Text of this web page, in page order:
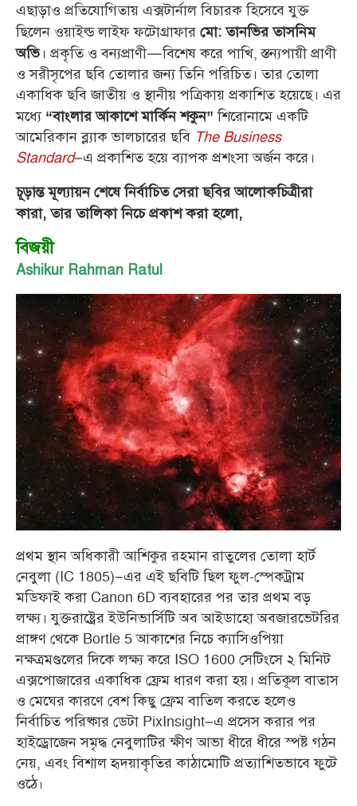
এছাড়াও প্রতিযোগিতায় এক্সটার্নাল বিচারক হিসেবে যুক্ত
ছিলেন ওয়াইল্ড লাইফ ফটোগ্রাফার মো: তানভির তাসনিম
অভি। প্রকৃতি ও বন্যপ্রাণী—বিশেষ করে পাখি, স্তন্যপায়ী প্রাণী
ও সরীসৃপের ছবি তোলার জন্য তিনি পরিচিত। তার তোলা
একাধিক ছবি জাতীয় ও স্থানীয় পত্রিকায় প্রকাশিত হয়েছে। এর
মধ্যে “বাংলার আকাশে মার্কিন শকুন” শিরোনামে একটি
আমেরিকান ব্ল্যাক ভালচারের ছবি The Business
Standard–এ প্রকাশিত হয়ে ব্যাপক প্রশংসা অর্জন করে।
চূড়ান্ত মূল্যায়ন শেষে নির্বাচিত সেরা ছবির আলোকচিত্রীরা
কারা, তার তালিকা নিচে প্রকাশ করা হলো,
বিজয়ী
Ashikur Rahman Ratul
প্রথম স্থান অধিকারী আশিকুর রহমান রাতুলের তোলা হার্ট
নেবুলা (IC 1805)–এর এই ছবিটি ছিল ফুল-স্পেকট্রাম
মডিফাই করা Canon 6D ব্যবহারের পর তার প্রথম বড়
লক্ষ্য। যুক্তরাষ্ট্রের ইউনিভার্সিটি অব আইডাহো অবজারভেটরির
প্রাঙ্গণ থেকে Bortle 5 আকাশের নিচে ক্যাসিওপিয়া
নক্ষত্রমণ্ডলের দিকে লক্ষ্য করে ISO 1600 সেটিংসে ২ মিনিট
এক্সপোজারের একাধিক ফ্রেম ধারণ করা হয়। প্রতিকূল বাতাস
ও মেঘের কারণে বেশ কিছু ফ্রেম বাতিল করতে হলেও
নির্বাচিত পরিষ্কার ডেটা PixInsight–এ প্রসেস করার পর
হাইড্রোজেন সমৃদ্ধ নেবুলাটির ক্ষীণ আভা ধীরে ধীরে স্পষ্ট গঠন
নেয়, এবং বিশাল হৃদয়াকৃতির কাঠামোটি প্রত্যাশিতভাবে ফুটে
ওঠে।